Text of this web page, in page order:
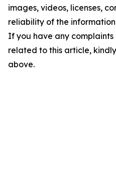
images, videos, licenses,
reliability of the
If you have any complaints
related to this article,
above.